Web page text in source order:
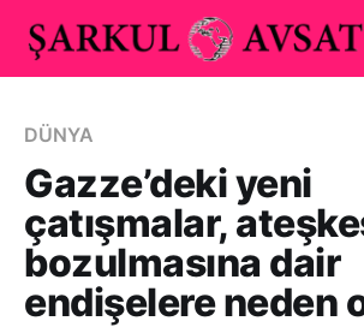
DÜNYA
Gazze’deki yeni
çatışmalar,
bozulmasına dair
endişelere neden